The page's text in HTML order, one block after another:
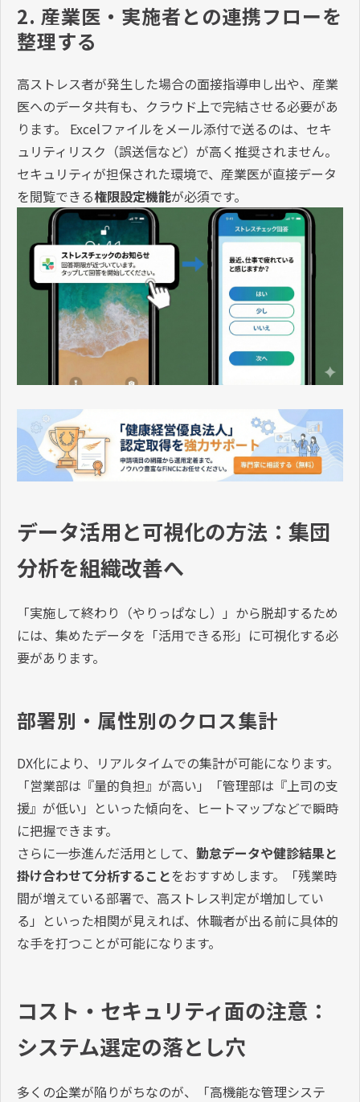
2. 産業医・実施者との連携フローを
整理する
高ストレス者が発生した場合の面接指導申し出や、産業
医へのデータ共有も、クラウド上で完結させる必要があ
ります。 Excelファイルをメール添付で送るのは、セキ
ュリティリスク（誤送信など）が高く推奨されません。
セキュリティが担保された環境で、産業医が直接データ
を閲覧できる権限設定機能が必須です。
データ活用と可視化の方法：集団
分析を組織改善へ
「実施して終わり（やりっぱなし）」から脱却するため
には、集めたデータを「活用できる形」に可視化する必
要があります。
部署別・属性別のクロス集計
DX化により、リアルタイムでの集計が可能になります。
「営業部は『量的負担』が高い」「管理部は『上司の支
援』が低い」といった傾向を、ヒートマップなどで瞬時
に把握できます。
さらに一歩進んだ活用として、 勤怠データや健診結果と
掛け合わせて分析することをおすすめします。「残業時
間が増えている部署で、高ストレス判定が増加してい
る」といった相関が見えれば、休職者が出る前に具体的
な手を打つことが可能になります。
コスト・セキュリティ面の注意：
システム選定の落とし穴
多くの企業が陥りがちなのが、「高機能な管理システ